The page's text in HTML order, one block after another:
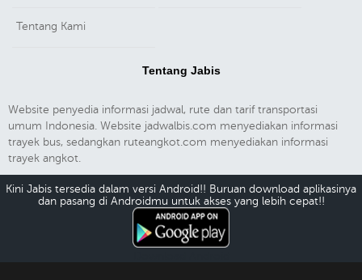
Tentang Kami
Tentang Jabis
Website penyedia informasi jadwal, rute dan tarif transportasi
umum Indonesia. Website jadwalbis.com menyediakan informasi
trayek bus, sedangkan ruteangkot.com menyediakan informasi
trayek angkot.
Kini Jabis tersedia dalam versi Android!! Buruan download aplikasinya
dan pasang di Androidmu untuk akses yang lebih cepat!!